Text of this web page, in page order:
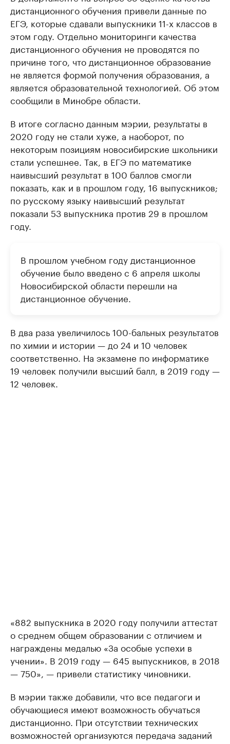
дистанционного обучения привели данные по
ЕГЭ, которые сдавали выпускники 11-х классов в
этом году. Отдельно мониторинги качества
дистанционного обучения не проводятся по
причине того, что дистанционное образование
не является формой получения образования, а
является образовательной технологией. Об этом
сообщили в Минобре области.
В итоге согласно данным мэрии, результаты в
2020 году не стали хуже, а наоборот, по
некоторым позициям новосибирские школьники
стали успешнее. Так, в ЕГЭ по математике
наивысший результат в 100 баллов смогли
показать, как и в прошлом году, 16 выпускников;
по русскому языку наивысший результат
показали 53 выпускника против 29 в прошлом
году.
В прошлом учебном году дистанционное
обучение было введено с 6 апреля школы
Новосибирской области перешли на
дистанционное обучение.
В два раза увеличилось 100-бальных результатов
по химии и истории — до 24 и 10 человек
соответственно. На экзамене по информатике
19 человек получили высший балл, в 2019 году —
12 человек.
«882 выпускника в 2020 году получили аттестат
о среднем общем образовании с отличием и
награждены медалью «За особые успехи в
учении». В 2019 году — 645 выпускников, в 2018
— 750», — привели статистику чиновники.
В мэрии также добавили, что все педагоги и
обучающиеся имеют возможность обучаться
дистанционно. При отсутствии технических
возможностей организуются передача заданий